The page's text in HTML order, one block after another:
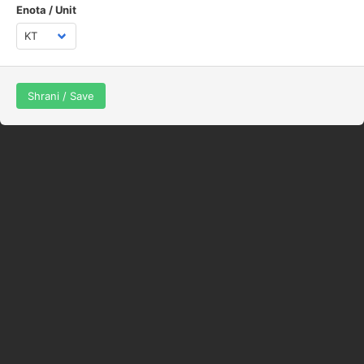
Enota / Unit
Shrani / Save